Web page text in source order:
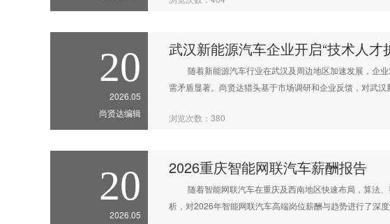
20
2026.05
尚贤达编辑
武汉新能源汽车企业开启“技术人才
随着新能源汽车行业在武汉及周边地区加速发展，企业
需矛盾显著。尚贤达猎头基于市场调研和企业反馈，对武汉
浏览次数：380
20
2026.05
2026重庆智能网联汽车薪酬报告
随着智能网联汽车在重庆及西南地区快速布局，算法、
析，对2026年智能网联汽车高端岗位薪酬与趋势进行了深度